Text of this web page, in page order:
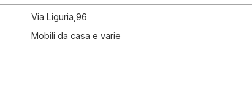
Via Liguria,96
Mobili da casa e varie